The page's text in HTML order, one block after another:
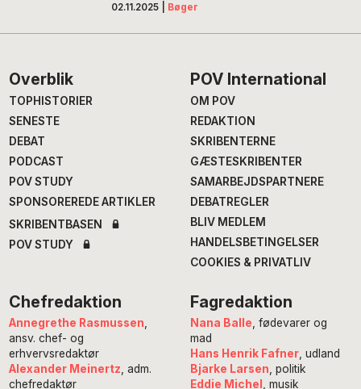
02.11.2025 Bøger
Footer
Overblik
TOPHISTORIER
SENESTE
DEBAT
PODCAST
POV STUDY
SPONSOREREDE ARTIKLER
SKRIBENTBASEN
POV STUDY
POV International
OM POV
REDAKTION
SKRIBENTERNE
GÆSTESKRIBENTER
SAMARBEJDSPARTNERE
DEBATREGLER
BLIV MEDLEM
HANDELSBETINGELSER
COOKIES & PRIVATLIV
Chefredaktion
Annegrethe Rasmussen,
ansv. chef- og
erhvervsredaktør
Alexander Meinertz, adm.
chefredaktør
Fagredaktion
Nana Balle, fødevarer og
mad
Hans Henrik Fafner, udland
Bjarke Larsen, politik
Eddie Michel , musik